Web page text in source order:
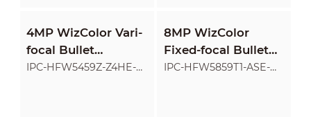
4MP WizColor Vari-
focal Bullet
WizMind Network
IPC-HFW5459Z-Z4HE-
8MP WizColor
Fixed-focal Bullet
WizMind Network
IPC-HFW5859T1-ASE-